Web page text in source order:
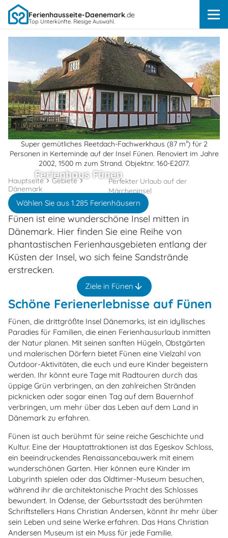
Ferienhausseite-Daenemark.de
Top Unterkünfte. Riesige Auswahl.
Super gemütliches Reetdach-Fachwerkhaus (87 m²) für 2
Personen in Kerteminde auf der Insel Fünen. Renoviert im Jahre
2002, 1500 m zum Strand. Objektnr. 160-E2077.
Ferienhaus Fünen
Wählen Sie aus 1.285 Ferienhäusern
Hauptseite
Gebiete
Dänemark
Perfekter Urlaub auf der
Märcheninsel
Fünen ist eine wunderschöne Insel mitten in
Dänemark. Hier finden Sie eine Reihe von
phantastischen Ferienhausgebieten entlang der
Küsten der Insel, wo sich feine Sandstrände
erstrecken.
Ziele in Fünen
Schöne Ferienerlebnisse auf Fünen
Fünen, die drittgrößte Insel Dänemarks, ist ein idyllisches
Paradies für Familien, die einen Ferienhausurlaub inmitten
der Natur planen. Mit seinen sanften Hügeln, Obstgärten
und malerischen Dörfern bietet Fünen eine Vielzahl von
Outdoor-Aktivitäten, die euch und eure Kinder begeistern
werden. Ihr könnt eure Tage mit Radtouren durch das
üppige Grün verbringen, an den zahlreichen Stränden
picknicken oder sogar einen Tag auf dem Bauernhof
verbringen, um mehr über das Leben auf dem Land in
Dänemark zu erfahren.
Fünen ist auch berühmt für seine reiche Geschichte und
Kultur. Eine der Hauptattraktionen ist das Egeskov Schloss,
ein beeindruckendes Renaissancebauwerk mit einem
wunderschönen Garten. Hier können eure Kinder im
Labyrinth spielen oder das Oldtimer-Museum besuchen,
während ihr die architektonische Pracht des Schlosses
bewundert. In Odense, der Geburtsstadt des berühmten
Schriftstellers Hans Christian Andersen, könnt ihr mehr über
sein Leben und seine Werke erfahren. Das Hans Christian
Andersen Museum ist ein Muss für jede Familie.